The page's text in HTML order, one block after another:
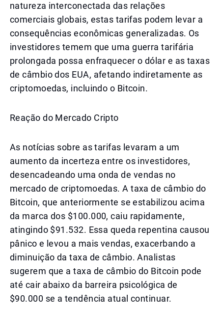
natureza interconectada das relações
comerciais globais, estas tarifas podem levar a
consequências econômicas generalizadas. Os
investidores temem que uma guerra tarifária
prolongada possa enfraquecer o dólar e as taxas
de câmbio dos EUA, afetando indiretamente as
criptomoedas, incluindo o Bitcoin.
Reação do Mercado Cripto
As notícias sobre as tarifas levaram a um
aumento da incerteza entre os investidores,
desencadeando uma onda de vendas no
mercado de criptomoedas. A taxa de câmbio do
Bitcoin, que anteriormente se estabilizou acima
da marca dos $100.000, caiu rapidamente,
atingindo $91.532. Essa queda repentina causou
pânico e levou a mais vendas, exacerbando a
diminuição da taxa de câmbio. Analistas
sugerem que a taxa de câmbio do Bitcoin pode
até cair abaixo da barreira psicológica de
$90.000 se a tendência atual continuar.